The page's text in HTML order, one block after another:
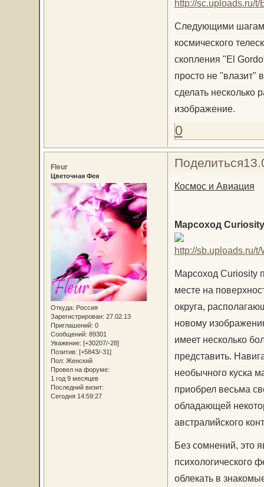
Следующими
космического
скопления "El
просто не "влазит"
сделать несколько
изображение.
0
Поделиться
Fleur
Цветочная Фея
Откуда: Россия
Зарегистрирован: 27.02.13
Приглашений: 0
Сообщений: 89301
Уважение: [+30207/-28]
Позитив: [+5843/-31]
Пол: Женский
Провел на форуме:
1 год 9 месяцев
Последний визит:
Сегодня 14:59:27
Космос и Авиация
Марсоход
Марсоход Curiosity
месте на
округа,
новому
имеет несколько
представить.
необычного куска
приобрел весьма
обладающей
австралийского
Без сомнений, это
психологического
облекать в